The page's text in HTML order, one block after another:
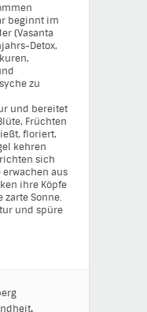
beginnt im
(Vasanta
Detox,
zu
und bereitet
Früchten
floriert,
kehren
sich
aus
ihre Köpfe
zarte Sonne.
und spüre
,